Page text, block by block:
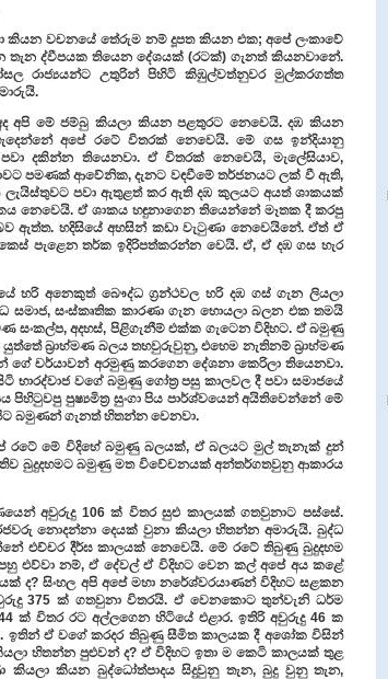
කියන වචනයේ තේරුම නම් දූපත කියන එක; අපේ ලංකාවේ
ද්වීපයක තියෙන දේශයක් (රටක්) ගැනත් කියනවානේ.
රාජ්‍යයන්ට උතුරින් පිහිටි කිඹුල්වත්නුවර මුල්කරගත්ත
අපි මේ ජම්බු කියලා කියන පළතුරට නෙවෙයි. දඹ කියන
අපේ රටේ විතරක් නෙවෙයි. මේ ගස ඉන්දියානු
දකින්න තියෙනවා. ඒ විතරක් නෙවෙයි, මැලේසියාව,
පමණක් ආවේනික, දැනට වඳවීමේ තර්ජනයට ලක් වී ඇති,
ලැයිස්තුවට පවා ඇතුළත් කර ඇති දඹ කුලයට අයත් ශාකයක්
නෙවෙයි. ඒ ශාකය හඳුනාගෙන තියෙන්නේ මෑතක දී කරපු
ඇත්ත. හදිසියේ අහසින් කඩා වැටුණා නෙවෙයිනේ. ඒත් ඒ
පැළෙන තර්ක ඉදිරිපත්කරන්න වෙයි. ඒ, ඒ දඹ ගස හැර
හරි අනෙකුත් බෞද්ධ ග්‍රන්ථවල හරි දඹ ගස් ගැන ලියලා
සංස්කෘතික කාරණා ගැන හොයලා බලන එක තමයි
සංකල්ප, අදහස්, පිළිගැනීම් එක්ක ගැටෙන විදිහට. ඒ බමුණු
බ්‍රාහ්මණ බලය තහවුරුවුනු, එහෙම නැතිනම් බ්‍රාහ්මණ
චර්යාවන් අරමුණු කරගෙන දේශනා කෙරිලා තියෙනවා.
භාරද්වාජ වගේ බමුණු ගෝත්‍ර පසු කාලවල දී පවා සමාජයේ
පිහිටුවපු පුෂ්‍යමිත්‍ර සුංගා පිය පාර්ශ්වයෙන් අයිතිවෙන්නේ මේ
බමුණන් ගැනත් හිතන්න වෙනවා.
රටේ මේ විදිහේ බමුණු බලයක්, ඒ බලයට මුල් තැනැක් දුන්
බුදුදහමට බමුණු මත විවේචනයක් අන්තර්ගතවුනු ආකාරය
අවුරුදු 106 ක් විතර සුළු කාලයක් ගතවුනාට පස්සේ.
නොදන්නා දෙයක් වුනා කියලා හිතන්න අමාරුයි. බුද්ධ
එච්චර දීර්ඝ කාලයක් නෙවෙයි. මේ රටේ තිබුණු බුදුදහම
එව්වා නම්, ඒ දේවල් ඒ විදිහට වෙන කල් අපේ අය කළේ
ද? සිංහල අපි අපේ මහා නරේශ්වරයාණන් විදිහට සළකන
375 ක් ගතවුනා විතරයි. ඒ වෙනකොට තුන්වැනි ධර්ම
ක් විතර රට අල්ලගෙන හිටියේ එළාර. ඉතිරි අවුරුදු 46 ක
ඉතින් ඒ වගේ කරදර තිබුණු සීමිත කාලයක දී අශෝක විසින්
හිතන්න පුළුවන් ද? ඒ විදිහට ඉතා ම කෙටි කාලයක් තුළ
කියන බුද්ධෝත්පාදය සිදුවුනු තැන, බුදු වුනු තැන,